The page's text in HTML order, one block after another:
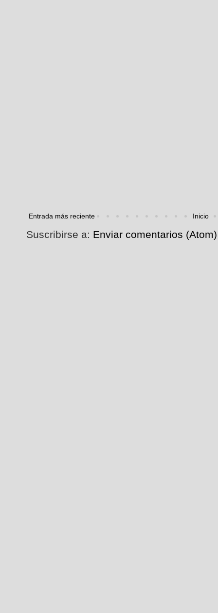
Entrada más reciente Inicio
Suscribirse a: Enviar comentarios (Atom)